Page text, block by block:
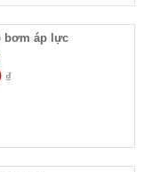
bơm áp lực
₫